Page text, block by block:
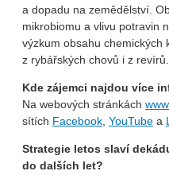
a dopadu na zemědělství.
mikrobiomu a vlivu potravin
výzkum obsahu chemických
z rybářských chovů i z
Kde zájemci najdou více
Na webových stránkách
sítích Facebook YouTube a
Strategie letos slaví
do dalších let?